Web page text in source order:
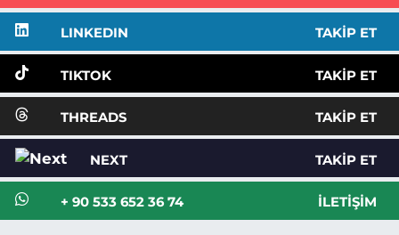
LINKEDIN TAKIP ET
TIKTOK TAKIP ET
THREADS TAKIP ET
NEXT TAKIP ET
+ 90 533 652 36 74 İLETIŞIM